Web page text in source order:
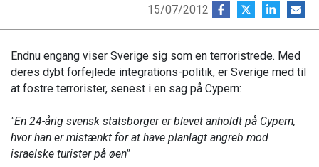
15/07/2012
Endnu engang viser Sverige sig som en terroristrede. Med
deres dybt forfejlede integrations-politik, er Sverige med til
at fostre terrorister, senest i en sag på Cypern:
"En 24-årig svensk statsborger er blevet anholdt på Cypern,
hvor han er mistænkt for at have planlagt angreb mod
israelske turister på øen"